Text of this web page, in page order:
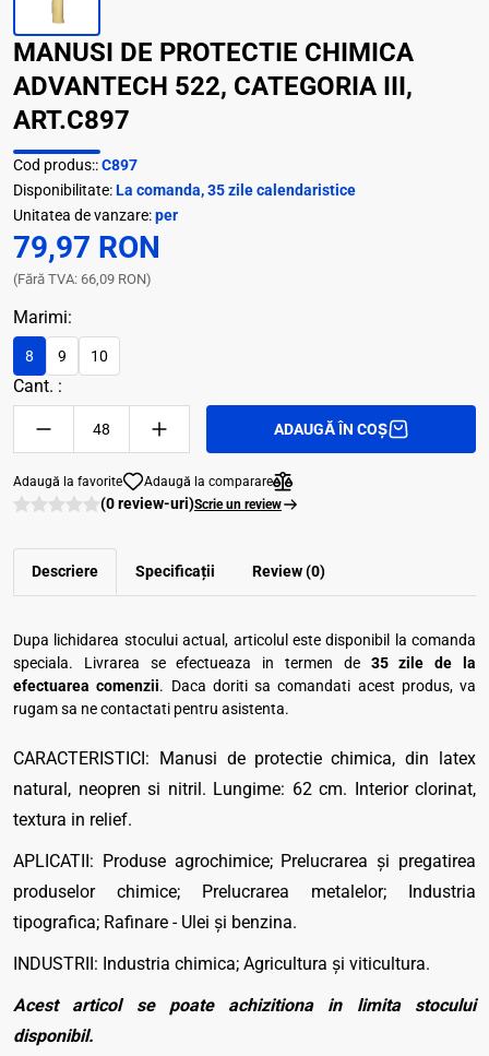
MANUSI DE PROTECTIE CHIMICA
ADVANTECH 522, CATEGORIA III,
ART.C897
Cod produs::C897
Disponibilitate:La comanda, 35 zile calendaristice
Unitatea de vanzare:per
79,97 RON
(Fără TVA: 66,09 RON)
Marimi:
8 9 10
Cant. :
ADAUGĂ ÎN COȘ
Adaugă la favorite Adaugă la comparare
(0 review-uri)Scrie un review
Descriere Specificații Review (0)
Dupa lichidarea stocului actual, articolul este disponibil la comanda
speciala. Livrarea se efectueaza in termen de 35 zile de la
efectuarea comenzii. Daca doriti sa comandati acest produs, va
rugam sa ne contactati pentru asistenta.
CARACTERISTICI: Manusi de protectie chimica, din latex
natural, neopren si nitril. Lungime: 62 cm. Interior clorinat,
textura in relief.
APLICATII: Produse agrochimice; Prelucrarea și pregatirea
produselor chimice; Prelucrarea metalelor; Industria
tipografica; Rafinare - Ulei și benzina.
INDUSTRII: Industria chimica; Agricultura și viticultura.
Acest articol se poate achizitiona in limita stocului
disponibil.